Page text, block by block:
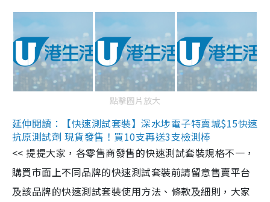
點擊圖片放大
延伸閱讀：【快速測試套裝】深水埗電子特賣城$15快速
抗原測試劑 現貨發售！買10支再送3支檢測棒
<< 提提大家，各零售商發售的快速測試套裝規格不一，
購買市面上不同品牌的快速測試套裝前請留意售賣平台
及該品牌的快速測試套裝使用方法、條款及細則，大家